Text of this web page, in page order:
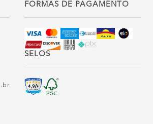
FORMAS DE PAGAMENTO
SELOS